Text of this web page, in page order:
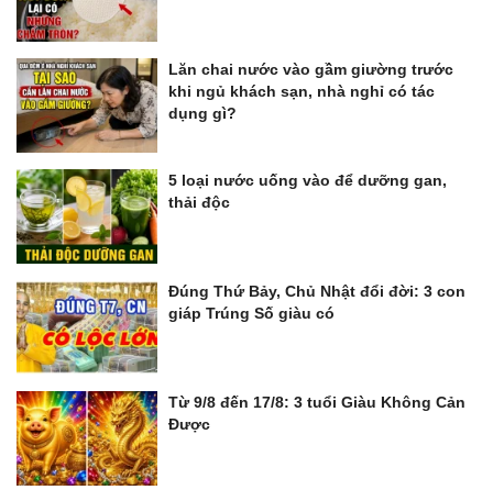
Lăn chai nước vào gầm giường trước
khi ngủ khách sạn, nhà nghỉ có tác
dụng gì?
5 loại nước uống vào để dưỡng gan,
thải độc
Đúng Thứ Bảy, Chủ Nhật đổi đời: 3 con
giáp Trúng Số giàu có
Từ 9/8 đến 17/8: 3 tuổi Giàu Không Cản
Được